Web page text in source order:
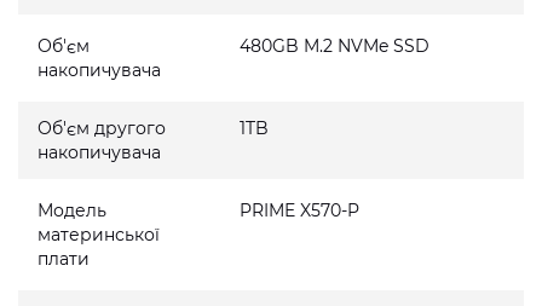
Об'єм
накопичувача
480GB M.2 NVMe SSD
Об'єм другого
накопичувача
1TB
Модель
материнської
плати
PRIME X570-P